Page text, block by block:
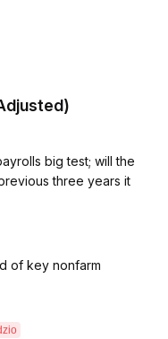
big test; will the
three years it
of key nonfarm